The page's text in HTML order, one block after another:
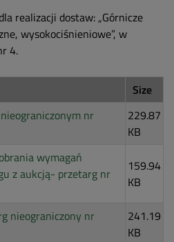
realizacji dostaw: „Górnicze
wysokociśnieniowe”, w
4.
Size
nr
229.87
KB
wymagań
z aukcją- przetarg nr
159.94
KB
nieograniczony nr
241.19
KB